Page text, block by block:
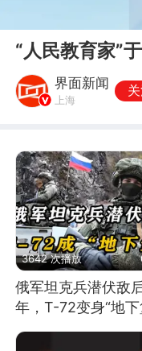
“人民教育家”
界面新闻
上海
3642 次播放
俄军坦克兵潜伏敌
年，T-72变身“地下